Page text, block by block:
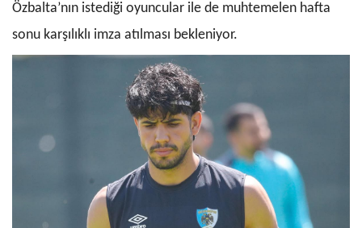
Özbalta’nın istediği oyuncular ile de muhtemelen hafta
sonu karşılıklı imza atılması bekleniyor.